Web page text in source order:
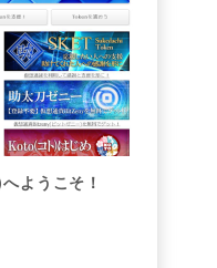
ようこそ！